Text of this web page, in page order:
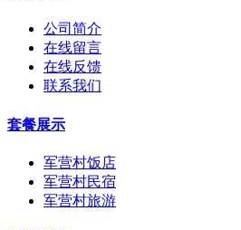
公司简介
在线留言
在线反馈
联系我们
套餐展示
军营村饭店
军营村民宿
军营村旅游